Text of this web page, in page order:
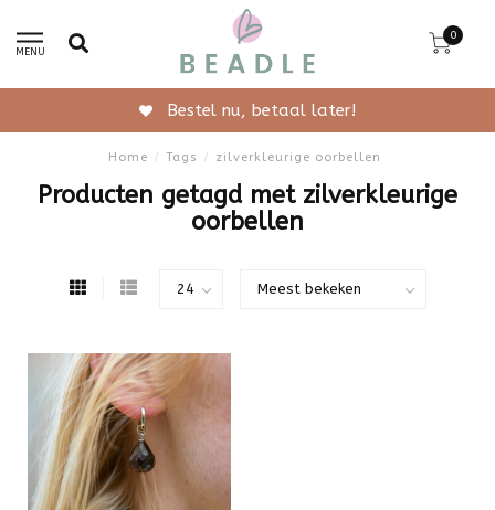
MENU
0
Bestel nu, betaal later!
Home / Tags / zilverkleurige oorbellen
Producten getagd met zilverkleurige
oorbellen